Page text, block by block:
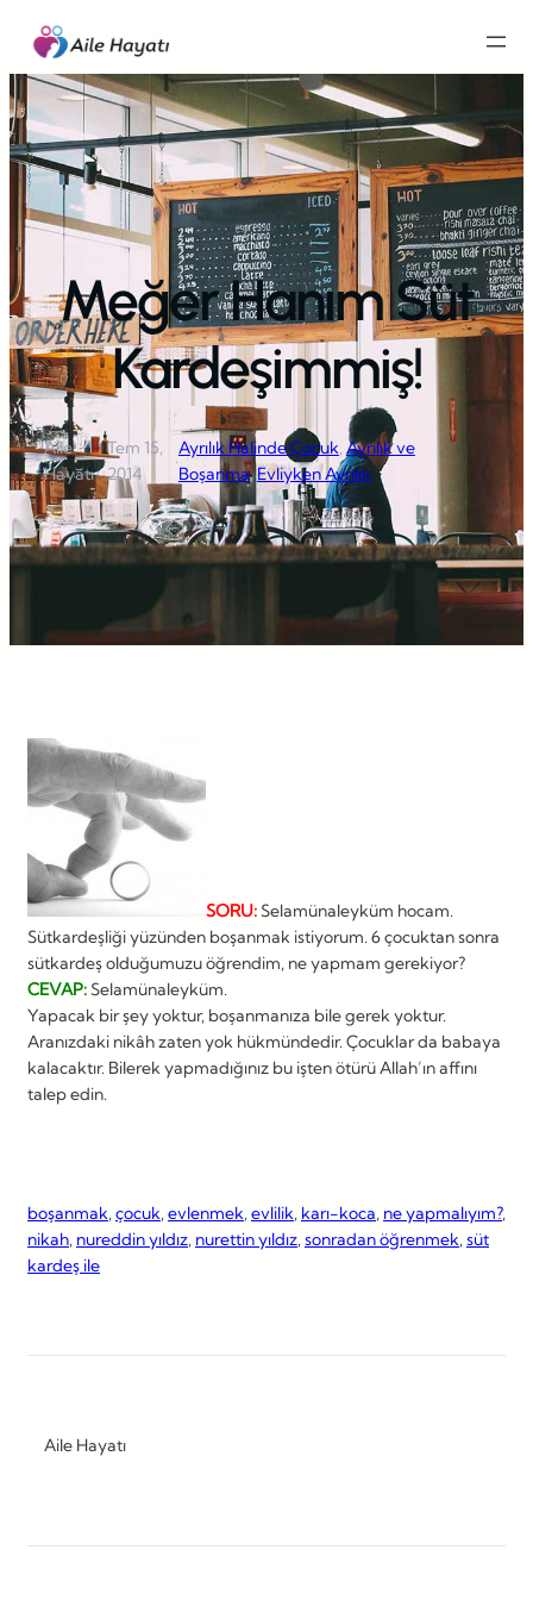
İçeriğe
geç
Meğer Hanım Süt
Kardeşimmiş!
Aile
Hayatı
·
Tem 15,
2014
·
Ayrılık Halinde Çocuk, Ayrılık ve
Boşanma, Evliyken Ayrılık
SORU:Selamünaleyküm hocam.
Sütkardeşliği yüzünden boşanmak istiyorum. 6 çocuktan sonra
sütkardeş olduğumuzu öğrendim, ne yapmam gerekiyor?
CEVAP:Selamünaleyküm.
Yapacak bir şey yoktur, boşanmanıza bile gerek yoktur.
Aranızdaki nikâh zaten yok hükmündedir. Çocuklar da babaya
kalacaktır. Bilerek yapmadığınız bu işten ötürü Allah’ın affını
talep edin.
boşanmak, çocuk, evlenmek, evlilik, karı-koca, ne yapmalıyım?
nikah, nureddin yıldız, nurettin yıldız, sonradan öğrenmek, süt
kardeş ile
Aile Hayatı